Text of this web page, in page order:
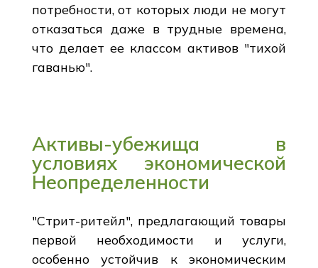
потребности, от которых люди не могут
отказаться даже в трудные времена,
что делает ее классом активов "тихой
гаванью".
Активы-убежища в
условиях экономической
Неопределенности
"Стрит-ритейл", предлагающий товары
первой необходимости и услуги,
особенно устойчив к экономическим